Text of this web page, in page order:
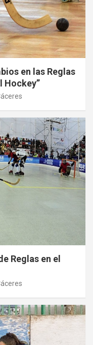
en las Reglas
Hockey”
Reglas en el